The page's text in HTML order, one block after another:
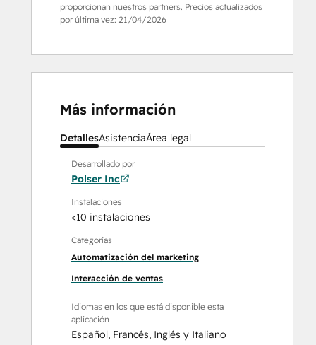
proporcionan nuestros partners. Precios actualizados
por última vez: 21/04/2026
Más información
DetallesAsistenciaÁrea legal
Desarrollado por
Polser Inc
Instalaciones
<10 instalaciones
Categorías
Automatización del marketing
Interacción de ventas
Idiomas en los que está disponible esta
aplicación
Español, Francés, Inglés y Italiano